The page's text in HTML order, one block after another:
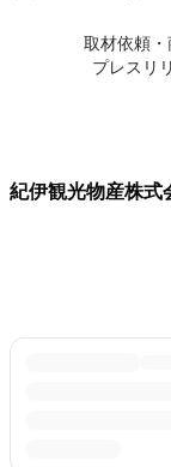
取材依頼・
プレスリ
紀伊観光物産株式